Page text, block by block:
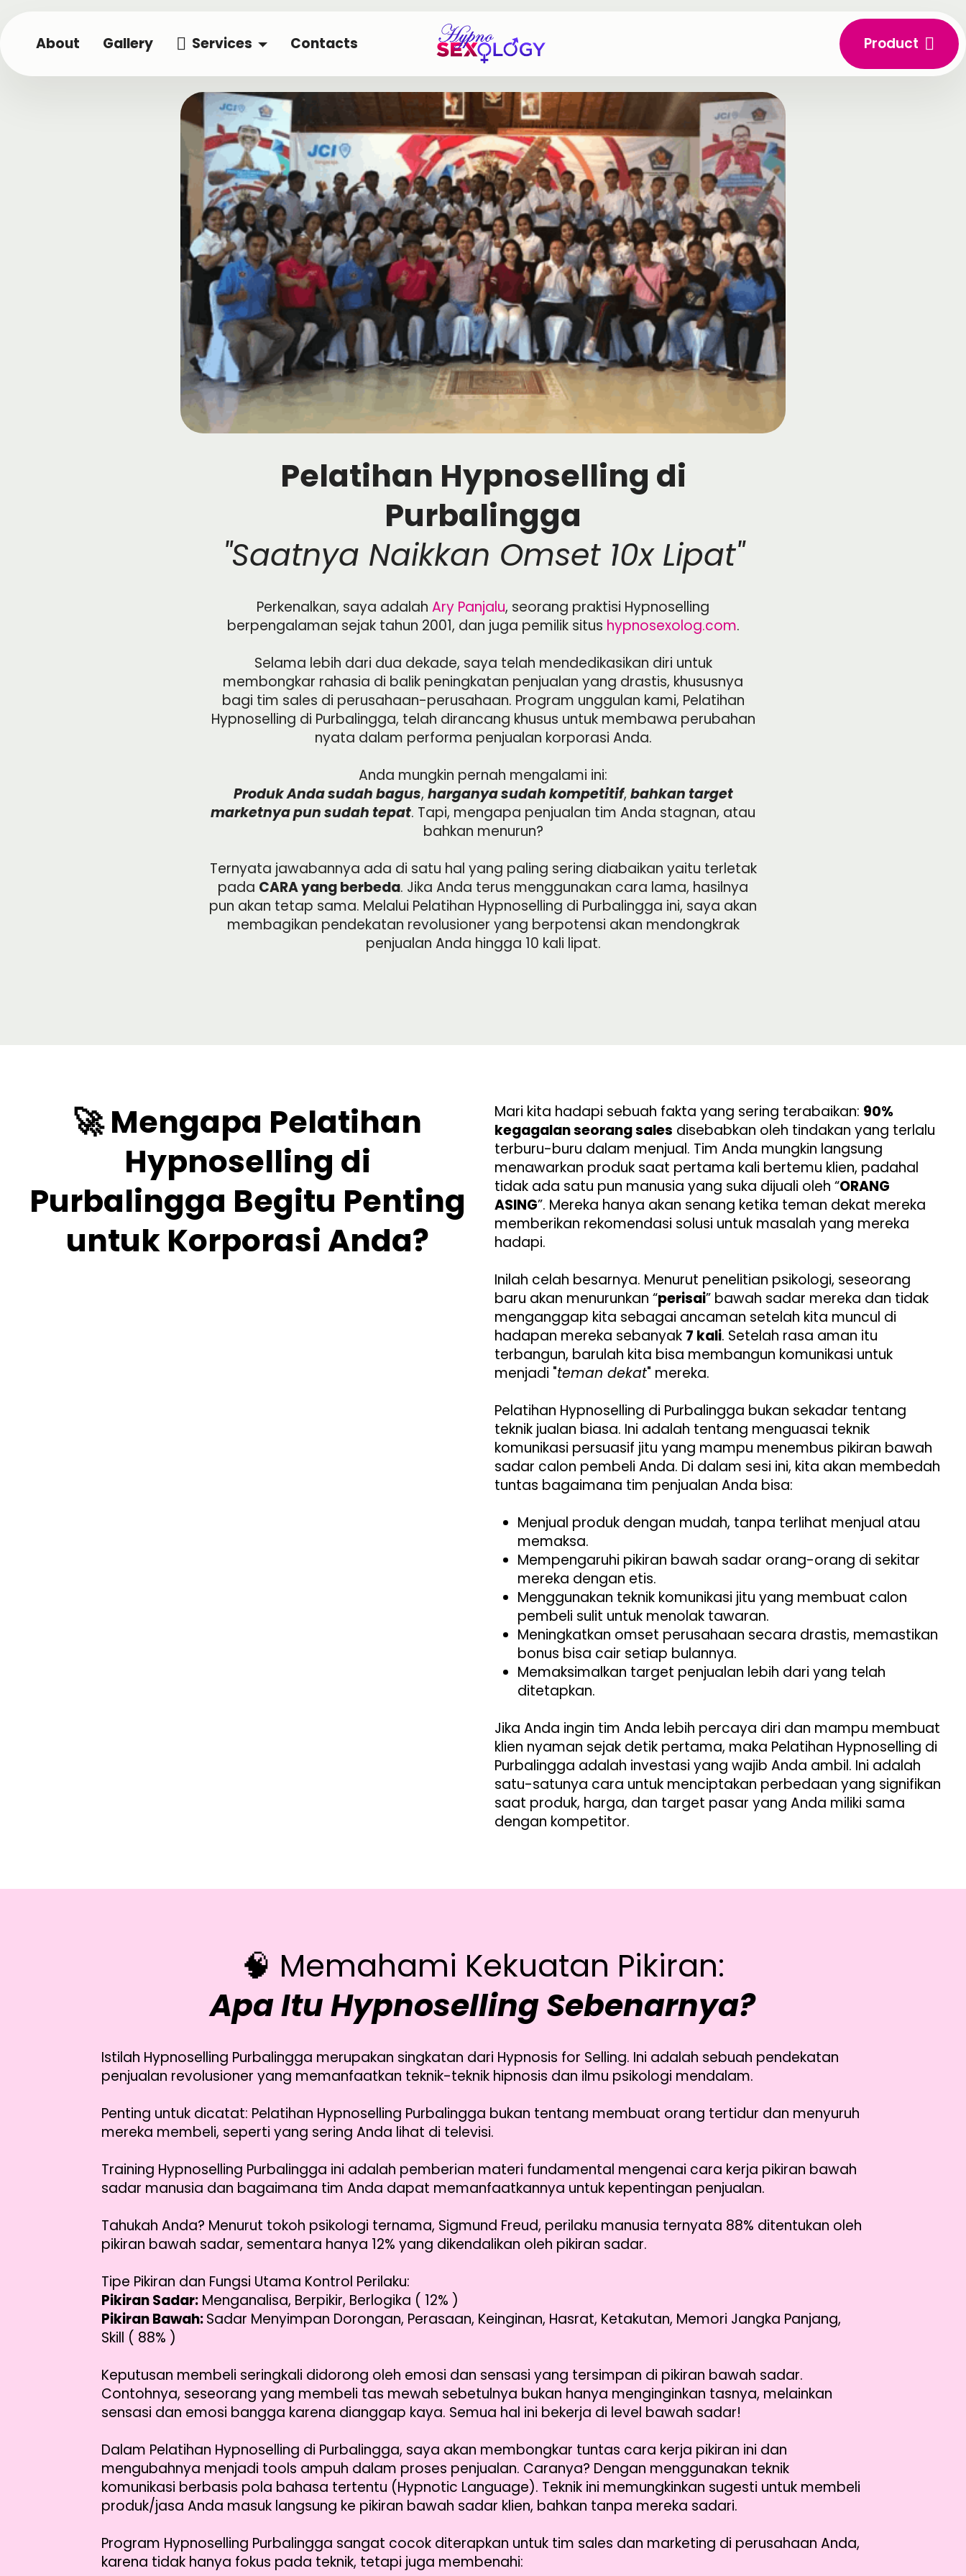
About Gallery Services Contacts Product
Pelatihan Hypnoselling di
Purbalingga
"Saatnya Naikkan Omset 10x Lipat"
Perkenalkan, saya adalah Ary Panjalu, seorang praktisi Hypnoselling
berpengalaman sejak tahun 2001, dan juga pemilik situs hypnosexolog.com.
Selama lebih dari dua dekade, saya telah mendedikasikan diri untuk
membongkar rahasia di balik peningkatan penjualan yang drastis, khususnya
bagi tim sales di perusahaan-perusahaan. Program unggulan kami, Pelatihan
Hypnoselling di Purbalingga, telah dirancang khusus untuk membawa perubahan
nyata dalam performa penjualan korporasi Anda.
Anda mungkin pernah mengalami ini:
Produk Anda sudah bagus, harganya sudah kompetitif, bahkan target
marketnya pun sudah tepat. Tapi, mengapa penjualan tim Anda stagnan, atau
bahkan menurun?
Ternyata jawabannya ada di satu hal yang paling sering diabaikan yaitu terletak
pada CARA yang berbeda. Jika Anda terus menggunakan cara lama, hasilnya
pun akan tetap sama. Melalui Pelatihan Hypnoselling di Purbalingga ini, saya akan
membagikan pendekatan revolusioner yang berpotensi akan mendongkrak
penjualan Anda hingga 10 kali lipat.
🚀 Mengapa Pelatihan
Hypnoselling di
Purbalingga Begitu Penting
untuk Korporasi Anda?
Mari kita hadapi sebuah fakta yang sering terabaikan: 90%
kegagalan seorang sales disebabkan oleh tindakan yang terlalu
terburu-buru dalam menjual. Tim Anda mungkin langsung
menawarkan produk saat pertama kali bertemu klien, padahal
tidak ada satu pun manusia yang suka dijuali oleh “ORANG
ASING”. Mereka hanya akan senang ketika teman dekat mereka
memberikan rekomendasi solusi untuk masalah yang mereka
hadapi.
Inilah celah besarnya. Menurut penelitian psikologi, seseorang
baru akan menurunkan “perisai” bawah sadar mereka dan tidak
menganggap kita sebagai ancaman setelah kita muncul di
hadapan mereka sebanyak 7 kali. Setelah rasa aman itu
terbangun, barulah kita bisa membangun komunikasi untuk
menjadi "teman dekat" mereka.
Pelatihan Hypnoselling di Purbalingga bukan sekadar tentang
teknik jualan biasa. Ini adalah tentang menguasai teknik
komunikasi persuasif jitu yang mampu menembus pikiran bawah
sadar calon pembeli Anda. Di dalam sesi ini, kita akan membedah
tuntas bagaimana tim penjualan Anda bisa:
Menjual produk dengan mudah, tanpa terlihat menjual atau
memaksa.
Mempengaruhi pikiran bawah sadar orang-orang di sekitar
mereka dengan etis.
Menggunakan teknik komunikasi jitu yang membuat calon
pembeli sulit untuk menolak tawaran.
Meningkatkan omset perusahaan secara drastis, memastikan
bonus bisa cair setiap bulannya.
Memaksimalkan target penjualan lebih dari yang telah
ditetapkan.
Jika Anda ingin tim Anda lebih percaya diri dan mampu membuat
klien nyaman sejak detik pertama, maka Pelatihan Hypnoselling di
Purbalingga adalah investasi yang wajib Anda ambil. Ini adalah
satu-satunya cara untuk menciptakan perbedaan yang signifikan
saat produk, harga, dan target pasar yang Anda miliki sama
dengan kompetitor.
🧠 Memahami Kekuatan Pikiran:
Apa Itu Hypnoselling Sebenarnya?
Istilah Hypnoselling Purbalingga merupakan singkatan dari Hypnosis for Selling. Ini adalah sebuah pendekatan
penjualan revolusioner yang memanfaatkan teknik-teknik hipnosis dan ilmu psikologi mendalam.
Penting untuk dicatat: Pelatihan Hypnoselling Purbalingga bukan tentang membuat orang tertidur dan menyuruh
mereka membeli, seperti yang sering Anda lihat di televisi.
Training Hypnoselling Purbalingga ini adalah pemberian materi fundamental mengenai cara kerja pikiran bawah
sadar manusia dan bagaimana tim Anda dapat memanfaatkannya untuk kepentingan penjualan.
Tahukah Anda? Menurut tokoh psikologi ternama, Sigmund Freud, perilaku manusia ternyata 88% ditentukan oleh
pikiran bawah sadar, sementara hanya 12% yang dikendalikan oleh pikiran sadar.
Tipe Pikiran dan Fungsi Utama Kontrol Perilaku:
Pikiran Sadar: Menganalisa, Berpikir, Berlogika ( 12% )
Pikiran Bawah:Sadar Menyimpan Dorongan, Perasaan, Keinginan, Hasrat, Ketakutan, Memori Jangka Panjang,
Skill ( 88% )
Keputusan membeli seringkali didorong oleh emosi dan sensasi yang tersimpan di pikiran bawah sadar.
Contohnya, seseorang yang membeli tas mewah sebetulnya bukan hanya menginginkan tasnya, melainkan
sensasi dan emosi bangga karena dianggap kaya. Semua hal ini bekerja di level bawah sadar!
Dalam Pelatihan Hypnoselling di Purbalingga, saya akan membongkar tuntas cara kerja pikiran ini dan
mengubahnya menjadi tools ampuh dalam proses penjualan. Caranya? Dengan menggunakan teknik
komunikasi berbasis pola bahasa tertentu (Hypnotic Language). Teknik ini memungkinkan sugesti untuk membeli
produk/jasa Anda masuk langsung ke pikiran bawah sadar klien, bahkan tanpa mereka sadari.
Program Hypnoselling Purbalingga sangat cocok diterapkan untuk tim sales dan marketing di perusahaan Anda,
karena tidak hanya fokus pada teknik, tetapi juga membenahi: